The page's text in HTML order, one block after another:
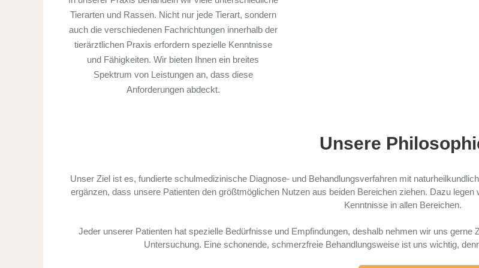
Tierarten und Rassen. Nicht nur jede Tierart, sondern
auch die verschiedenen Fachrichtungen innerhalb der
tierärztlichen Praxis erfordern spezielle Kenntnisse
und Fähigkeiten. Wir bieten Ihnen ein breites
Spektrum von Leistungen an, dass diese
Anforderungen abdeckt.
Unsere
Unser Ziel ist es, fundierte schulmedizinische Diagnose- und Behandlungsverfahren mit
ergänzen, dass unsere Patienten den größtmöglichen Nutzen aus beiden Bereichen ziehen. Dazu
Kenntnisse in allen Bereichen.
Jeder unserer Patienten hat spezielle Bedürfnisse und Empfindungen, deshalb nehmen wir uns
Untersuchung. Eine schonende, schmerzfreie Behandlungsweise ist uns wichtig,